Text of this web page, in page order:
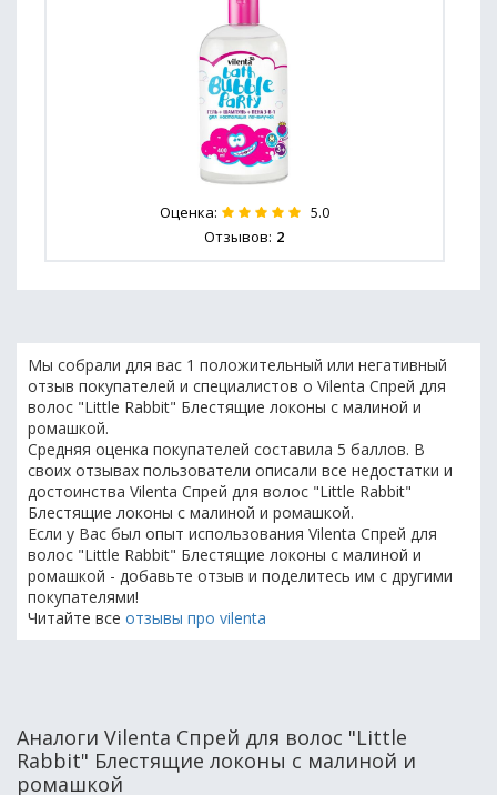
Оценка: 5.0
Отзывов: 2
Мы собрали для вас 1 положительный или негативный
отзыв покупателей и специалистов о Vilenta Спрей для
волос "Little Rabbit" Блестящие локоны с малиной и
ромашкой.
Средняя оценка покупателей составила 5 баллов. В
своих отзывах пользователи описали все недостатки и
достоинства Vilenta Спрей для волос "Little Rabbit"
Блестящие локоны с малиной и ромашкой.
Если у Вас был опыт использования Vilenta Спрей для
волос "Little Rabbit" Блестящие локоны с малиной и
ромашкой - добавьте отзыв и поделитесь им с другими
покупателями!
Читайте все отзывы про vilenta
Аналоги Vilenta Спрей для волос "Little
Rabbit" Блестящие локоны с малиной и
ромашкой